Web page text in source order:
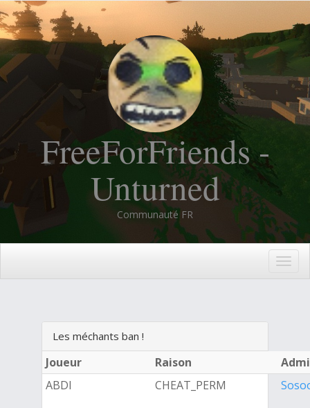
FreeForFriends -
Unturned
Communauté FR
Les méchants ban !
Joueur Raison
ABDI
CHEAT_PERM